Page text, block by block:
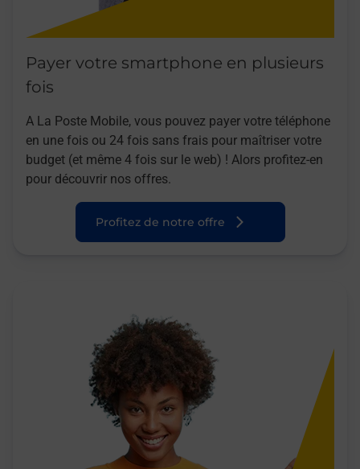
Payer votre smartphone en plusieurs
fois
A La Poste Mobile, vous pouvez payer votre téléphone
en une fois ou 24 fois sans frais pour maîtriser votre
budget (et même 4 fois sur le web) ! Alors profitez-en
pour découvrir nos offres.
Profitez de notre offre